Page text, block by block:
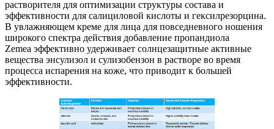
растворителя для оптимизации структуры состава и
эффективности для салициловой кислоты и гексилрезорцина.
В увлажняющем креме для лица для повседневного ношения
широкого спектра действия добавление пропандиола
Zemea эффективно удерживает солнцезащитные активные
вещества энсулизол и сулизобензон в растворе во время
процесса испарения на коже, что приводит к большей
эффективности.